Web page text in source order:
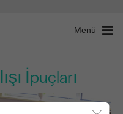
Menü
İpuçları